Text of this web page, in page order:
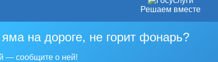
Решаем вместе
на дороге, не горит фонарь?
— сообщите о ней!